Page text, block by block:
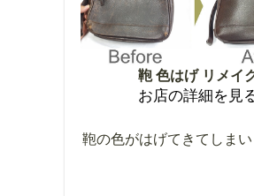
鞄 色はげ リメイ
お店の詳細を見